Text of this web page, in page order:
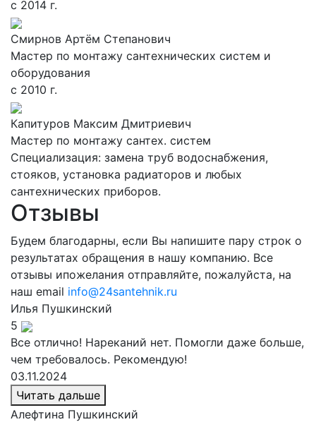
с 2014 г.
Смирнов Артём Степанович
Мастер по монтажу сантехнических систем и
оборудования
с 2010 г.
Капитуров Максим Дмитриевич
Мастер по монтажу сантех. систем
Специализация: замена труб водоснабжения,
стояков, установка радиаторов и любых
сантехнических приборов.
Отзывы
Будем благодарны, если Вы напишите пару строк о
результатах обращения в нашу компанию. Все
отзывы ипожелания отправляйте, пожалуйста, на
наш email info@24santehnik.ru
Илья Пушкинский
5
Все отлично! Нареканий нет. Помогли даже больше,
чем требовалось. Рекомендую!
03.11.2024
Читать дальше
Алефтина Пушкинский